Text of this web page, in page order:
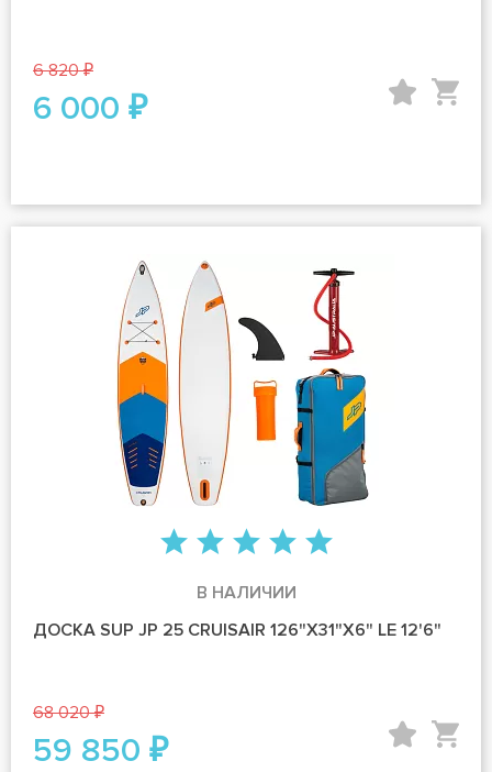
6 820 ₽
6 000 ₽
В НАЛИЧИИ
ДОСКА SUP JP 25 CRUISAIR 126"X31"X6" LE 12'6"
68 020 ₽
59 850 ₽